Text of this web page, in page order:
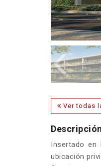
Ver todas
Descripción
Insertado en
ubicación